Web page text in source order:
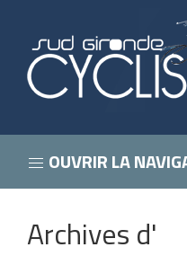
OUVRIR LA
Archives d'